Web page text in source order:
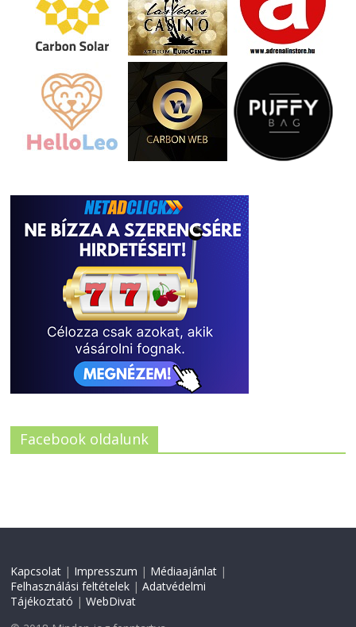
Facebook oldalunk
Kapcsolat | Impresszum | Médiaajánlat |
Felhasználási feltételek |Adatvédelmi
Tájékoztató |WebDivat